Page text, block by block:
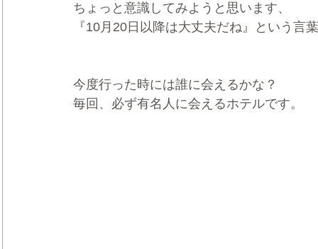
ちょっと意識してみようと思います、
『10月20日以降は大丈夫だね』という言
今度行った時には誰に会えるかな？
毎回、必ず有名人に会えるホテルです。